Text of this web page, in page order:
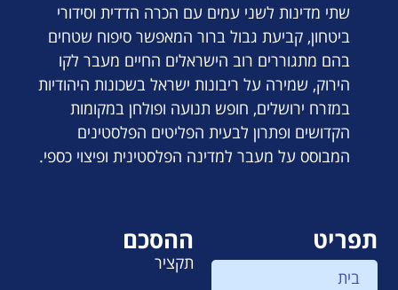
שתי מדינות לשני עמים עם הכרה הדדית וסידורי
ביטחון, קביעת גבול ברור המאפשר סיפוח שטחים
בהם מתגוררים רוב הישראלים החיים מעבר לקו
הירוק, שמירה על ריבונות ישראל בשכונות היהודיות
במזרח ירושלים, חופש תנועה ופולחן במקומות
הקדושים ופתרון לבעית הפליטים הפלסטינים
המבוסס על מעבר למדינה הפלסטינית ופיצוי כספי.
תפריט
בית
ההסכם
תקציר